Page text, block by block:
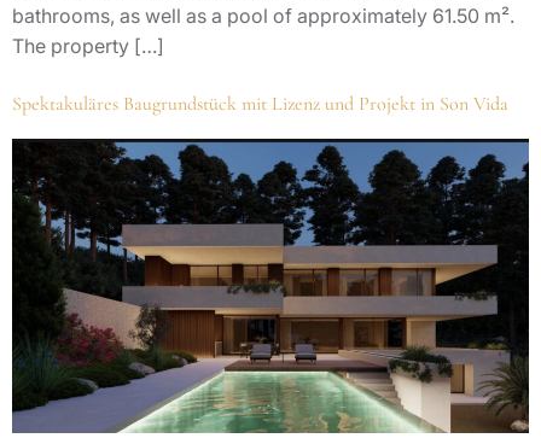
bathrooms, as well as a pool of approximately 61.50 m².
The property […]
Spektakuläres Baugrundstück mit Lizenz und Projekt in Son Vida